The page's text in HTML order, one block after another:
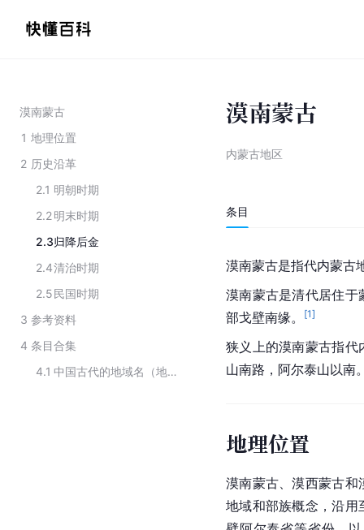
漠南蒙古
1 地理位置
2 历史沿革
2.1 明朝时期
2.2明末时期
2.3归降后金
2.4清治时期
2.5民国时期
3 参考资料
4 条目合集
4.1
中国古代的地域名（地名）
漠南蒙古
内蒙古地区
条目
漠南蒙古是指代内蒙古
漠南蒙古是清代居住于
部戈壁南缘。
[1]
狭义上的漠南蒙古指代
山南路，阿尔泰山以南
地理位置
漠南蒙古、漠西蒙古和
地域和部族概念，沿用